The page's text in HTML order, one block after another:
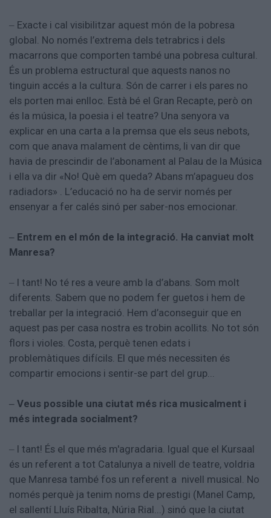
– Exacte i cal visibilitzar aquest món de la pobresa
global. No només l’extrema dels tetrabrics i dels
macarrons que comporten també una pobresa cultural.
És un problema estructural que aquests nanos no
tinguin accés a la cultura. Són de carrer i els pares no
els porten mai enlloc. Està bé el Gran Recapte, però on
és la música, la poesia i el teatre? Una senyora va
explicar en una carta a la premsa que els seus nebots,
com que anava malament de cèntims, li van dir que
havia de prescindir de l’abonament al Palau de la Música
i ella va dir «No! Què em queda? Abans m’apagueu dos
radiadors» . L’educació no ha de servir només per
ensenyar a fer calés sinó per saber-nos emocionar.
– Entrem en el món de la integració. Ha canviat molt
Manresa?
– I tant! No té res a veure amb la d’abans. Som molt
diferents. Sabem que no podem fer guetos i hem de
treballar per la integració. Hem d’aconseguir que en
aquest pas per casa nostra es trobin acollits. No tot són
flors i violes. Costa, perquè tenen edats i
problemàtiques difícils. El que més necessiten és
compartir emocions i sentir-se part del grup...
– Veus possible una ciutat més rica musicalment i
més integrada socialment?
– I tant! És el que més m'agradaria. Igual que el Kursaal
és un referent a tot Catalunya a nivell de teatre, voldria
que Manresa també fos un referent a nivell musical. No
només perquè ja tenim noms de prestigi (Manel Camp,
el sallentí Lluís Ribalta, Núria Rial...) sinó que la ciutat